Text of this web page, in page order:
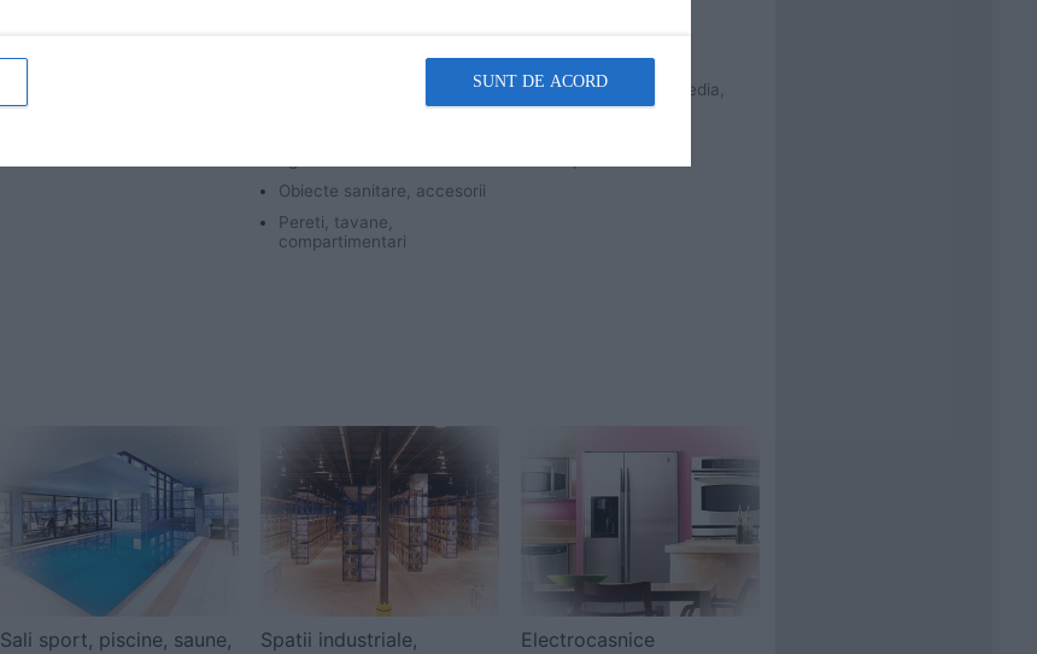
Decoratiuni pentru interior
Obiecte sanitare, accesorii
Pereti, tavane,
compartimentari
conferinte
Electronice, multimedia,
foto, video
Sali sport, piscine, saune,
Spatii industriale,
Electrocasnice
SUNT DE ACORD